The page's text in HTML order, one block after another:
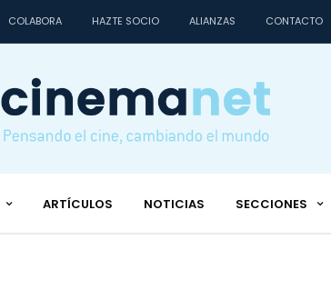
COLABORA HAZTE SOCIO ALIANZAS CONTACTO
ARTÍCULOS NOTICIAS SECCIONES